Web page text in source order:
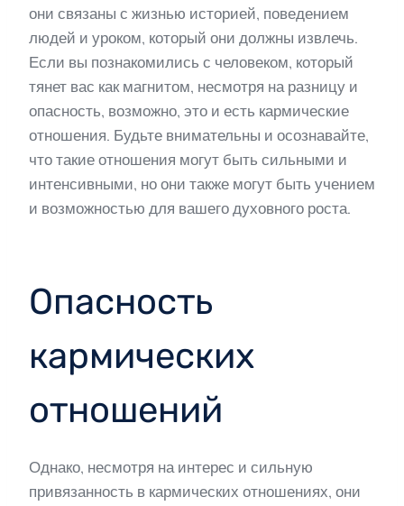
они связаны с жизнью историей, поведением
людей и уроком, который они должны извлечь.
Если вы познакомились с человеком, который
тянет вас как магнитом, несмотря на разницу и
опасность, возможно, это и есть кармические
отношения. Будьте внимательны и осознавайте,
что такие отношения могут быть сильными и
интенсивными, но они также могут быть учением
и возможностью для вашего духовного роста.
Опасность
кармических
отношений
Однако, несмотря на интерес и сильную
привязанность в кармических отношениях, они